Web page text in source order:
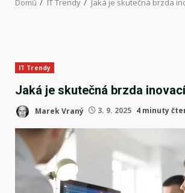
IT Trendy
Jaká je skutečná brzda
Marek Vraný 3. 9. 2025 4 minuty